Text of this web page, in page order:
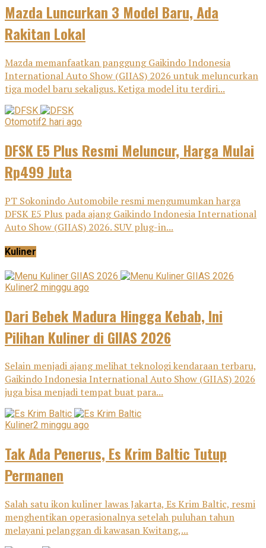
Mazda Luncurkan 3 Model Baru, Ada
Rakitan Lokal
Mazda memanfaatkan panggung Gaikindo Indonesia
International Auto Show (GIIAS) 2026 untuk meluncurkan
tiga model baru sekaligus. Ketiga model itu terdiri...
Otomotif2 hari ago
DFSK E5 Plus Resmi Meluncur, Harga Mulai
Rp499 Juta
PT Sokonindo Automobile resmi mengumumkan harga
DFSK E5 Plus pada ajang Gaikindo Indonesia International
Auto Show (GIIAS) 2026. SUV plug-in...
Kuliner
Kuliner2 minggu ago
Dari Bebek Madura Hingga Kebab, Ini
Pilihan Kuliner di GIIAS 2026
Selain menjadi ajang melihat teknologi kendaraan terbaru,
Gaikindo Indonesia International Auto Show (GIIAS) 2026
juga bisa menjadi tempat buat para...
Kuliner2 minggu ago
Tak Ada Penerus, Es Krim Baltic Tutup
Permanen
Salah satu ikon kuliner lawas Jakarta, Es Krim Baltic, resmi
menghentikan operasionalnya setelah puluhan tahun
melayani pelanggan di kawasan Kwitang,...